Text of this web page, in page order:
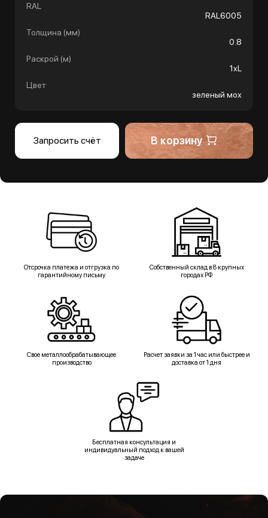
RAL
RAL6005
Толщина (мм)
0.8
Раскрой (м)
1хL
Цвет
зеленый мох
Запросить счёт В корзину
Отсрочка платежа и отгрузка по
гарантийному письму
Собственный склад в 8 крупных
городах РФ
Свое металлообрабатывающее
производство
Расчет заявки за 1 час или быстрее и
доставка от 1 дня
Бесплатная консультация и
индивидуальный подход к вашей
задаче